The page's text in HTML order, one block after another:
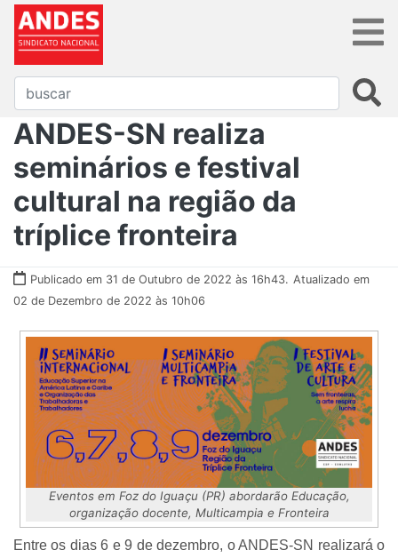
ANDES-SN realiza
seminários e festival
cultural na região da
tríplice fronteira
Publicado em 31 de Outubro de 2022 às 16h43. Atualizado em
02 de Dezembro de 2022 às 10h06
Eventos em Foz do Iguaçu (PR) abordarão Educação,
organização docente, Multicampia e Fronteira
Entre os dias 6 e 9 de dezembro, o ANDES-SN realizará o